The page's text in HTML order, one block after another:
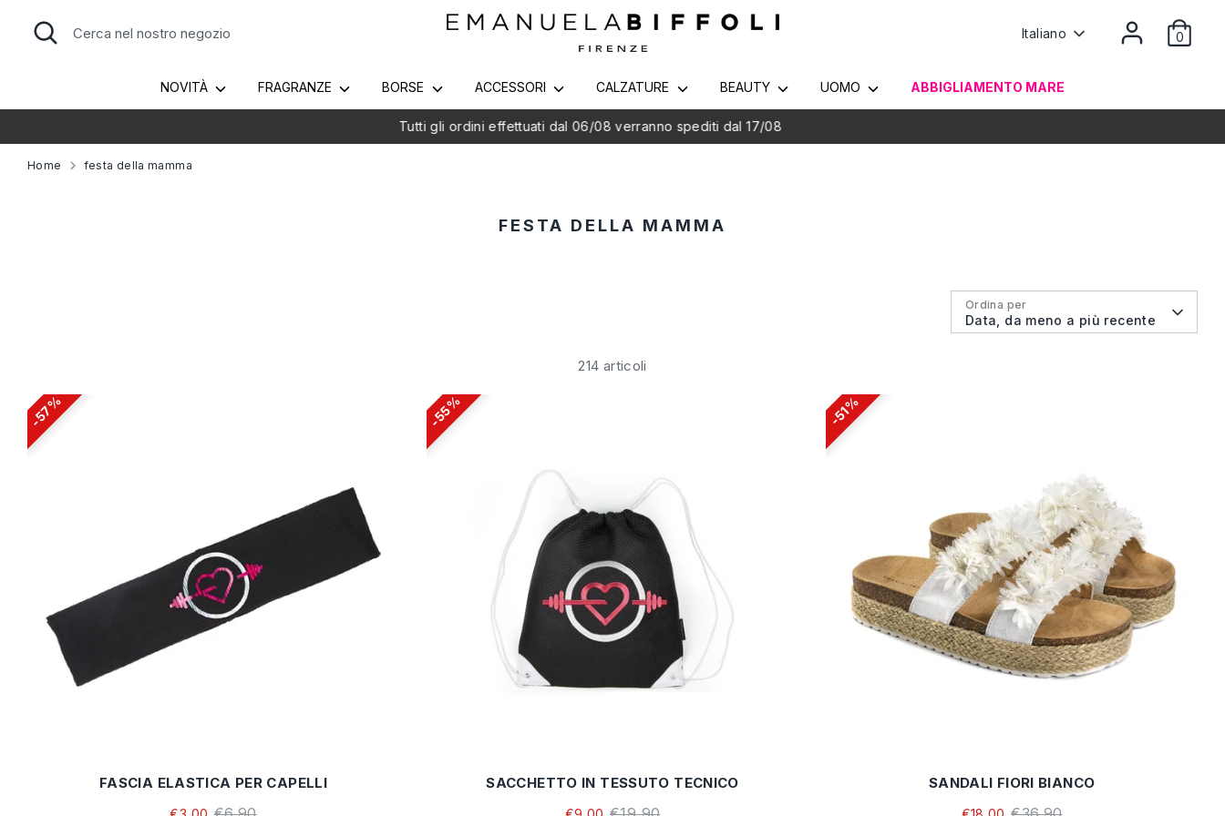
contenuto
Cerca
Cerca
nel
Lingua
Italiano 0
NOVITÀ FRAGRANZE BORSE ACCESSORI CALZATURE BEAUTY UOMO ABBIGLIAMENTO MARE
Spedizione in 24/48h - Gratis da €65
Home festa della mamma
FESTA DELLA MAMMA
Ordina per
Data, da meno a più recente
214 articoli
57%
FASCIA ELASTICA PER CAPELLI
55%
SACCHETTO IN TESSUTO TECNICO
51%
SANDALI FIORI BIANCO